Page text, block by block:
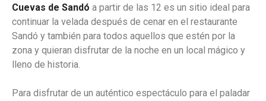
Cuevas de Sandó a partir de las 12 es un sitio ideal para
continuar la velada después de cenar en el restaurante
Sandó y también para todos aquellos que estén por la
zona y quieran disfrutar de la noche en un local mágico y
lleno de historia.
Para disfrutar de un auténtico espectáculo para el paladar